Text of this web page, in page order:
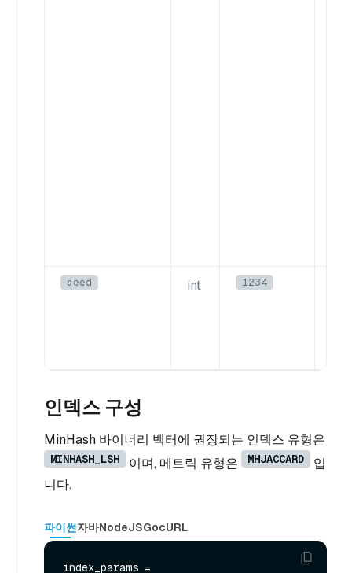
seed int 1234
인덱스 구성
MinHash 바이너리 벡터에 권장되는 인덱스 유형은
MINHASH_LSH 이며, 메트릭 유형은 MHJACCARD
입
니다.
파이썬자바NodeJSGocURL
index_params =